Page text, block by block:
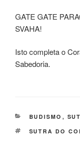
GATE GATE
SVAHA!
Isto completa o
Sabedoria.
BUDISMO ,
SUTRA DO